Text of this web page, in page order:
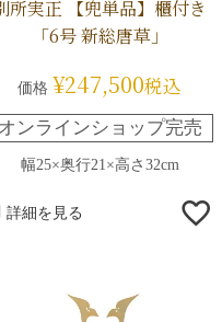
所実正 【兜単品】櫃付き
「6号 新総唐草」
価格 ¥247,500税込
オンラインショップ完売
幅25×奥行21×高さ32cm
詳細を見る